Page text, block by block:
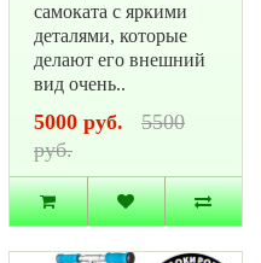
самоката с яркими
деталями, которые
делают его внешний
вид очень..
5000 руб.
5500
руб.